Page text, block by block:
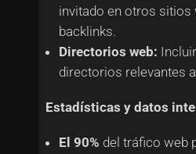
invitado en otros sitios
backlinks.
Directorios web:
directorios relevantes
Estadísticas y datos
El 90% del tráfico web